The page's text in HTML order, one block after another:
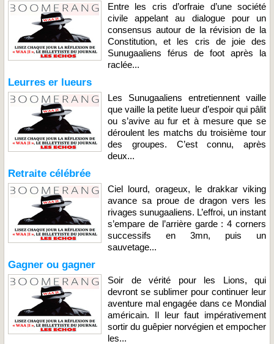
Entre les cris d’orfraie d’une société
civile appelant au dialogue pour un
consensus autour de la révision de la
Constitution, et les cris de joie des
Sunugaaliens férus de foot après la
raclée...
Leurres er lueurs
Les Sunugaaliens entretiennent vaille
que vaille la petite lueur d’espoir qui pâlit
ou s’avive au fur et à mesure que se
déroulent les matchs du troisième tour
des groupes. C’est connu, après
deux...
Retraite célébrée
Ciel lourd, orageux, le drakkar viking
avance sa proue de dragon vers les
rivages sunugaaliens. L’effroi, un instant
s’empare de l’arrière garde : 4 corners
successifs en 3mn, puis un
sauvetage...
Gagner ou gagner
Soir de vérité pour les Lions, qui
devront se sublimer pour continuer leur
aventure mal engagée dans ce Mondial
américain. Il leur faut impérativement
sortir du guêpier norvégien et empocher
les...